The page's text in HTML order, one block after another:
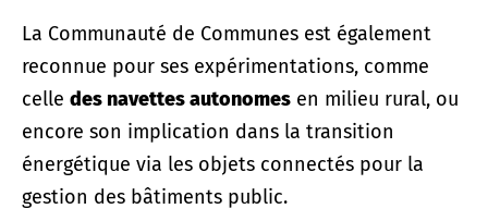
La Communauté de Communes est également
reconnue pour ses expérimentations, comme
celle des navettes autonomes en milieu rural, ou
encore son implication dans la transition
énergétique via les objets connectés pour la
gestion des bâtiments public.